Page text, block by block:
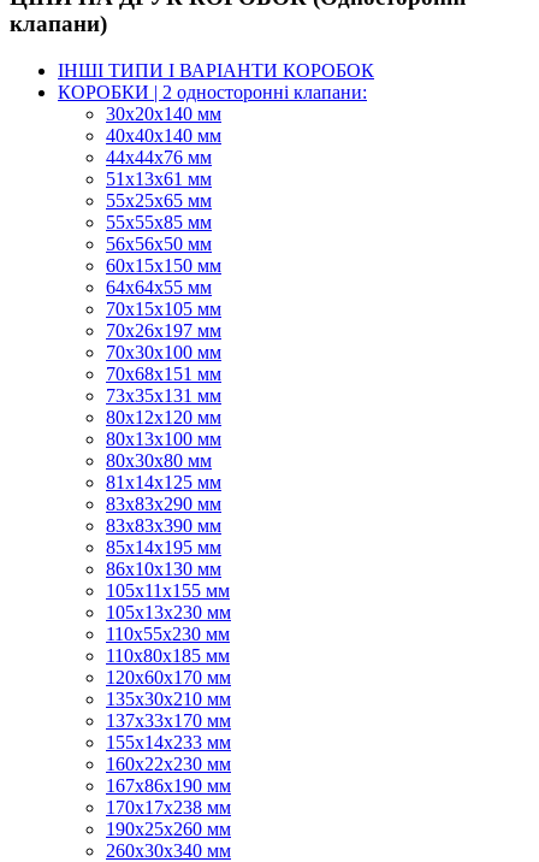
клапани)
ІНШІ ТИПИ І ВАРІАНТИ КОРОБОК
КОРОБКИ | 2 односторонні клапани:
30x20x140 мм
40x40x140 мм
44х44х76 мм
51x13x61 мм
55х25х65 мм
55х55х85 мм
56х56х50 мм
60х15х150 мм
64х64х55 мм
70х15х105 мм
70х26х197 мм
70х30х100 мм
70х68х151 мм
73х35х131 мм
80х12х120 мм
80х13х100 мм
80х30х80 мм
81х14х125 мм
83х83х290 мм
83х83х390 мм
85х14х195 мм
86х10х130 мм
105х11х155 мм
105х13х230 мм
110х55х230 мм
110х80х185 мм
120х60х170 мм
135х30х210 мм
137х33х170 мм
155х14х233 мм
160х22х230 мм
167х86х190 мм
170х17х238 мм
190х25х260 мм
260х30х340 мм